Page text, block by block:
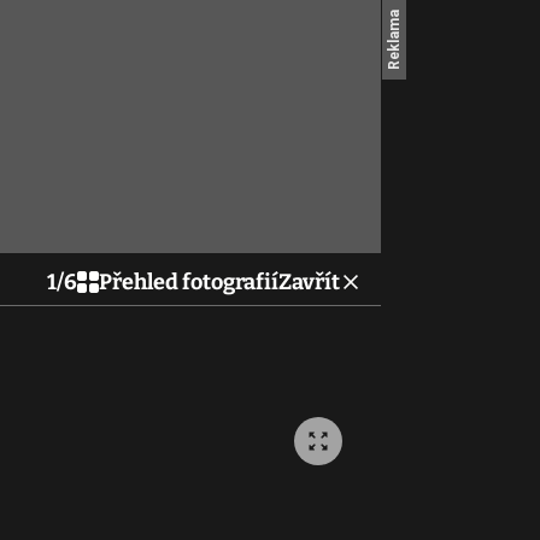
1/6 Přehled fotografiíZavřít